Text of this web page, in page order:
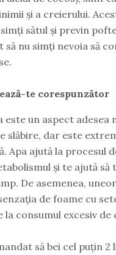
și a creierului.
sătul și previn
să nu simți nevoia să
te corespunzător
este un aspect adesea
slăbire, dar este
Apa ajută la procesul
și te ajută să
De asemenea,
de foame cu
la consumul excesiv de
să bei cel puțin 2